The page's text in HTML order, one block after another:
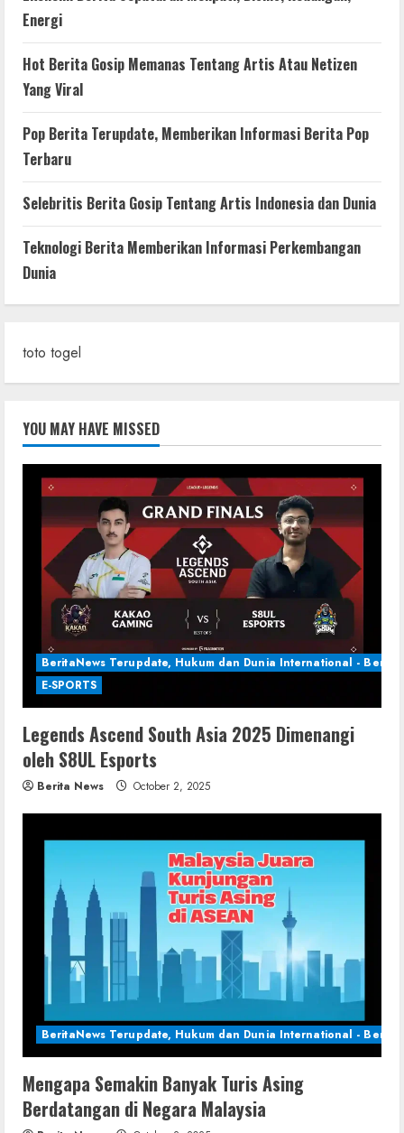
Energi
Hot Berita Gosip Memanas Tentang Artis Atau Netizen
Yang Viral
Pop Berita Terupdate, Memberikan Informasi Berita Pop
Terbaru
Selebritis Berita Gosip Tentang Artis Indonesia dan Dunia
Teknologi Berita Memberikan Informasi Perkembangan
Dunia
toto togel
YOU MAY HAVE MISSED
BeritaNews Terupdate, Hukum dan Dunia International - Berita
E-SPORTS
Legends Ascend South Asia 2025 Dimenangi
oleh S8UL Esports
Berita News October 2, 2025
BeritaNews Terupdate, Hukum dan Dunia International - Berita
Mengapa Semakin Banyak Turis Asing
Berdatangan di Negara Malaysia